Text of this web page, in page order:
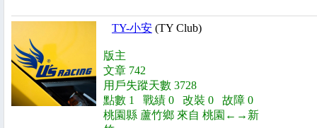
TY-小安 (TY Club)
版主
文章 742
用戶失蹤天數 3728
點數 1 戰績 0 改裝 0 故障 0
桃園縣 蘆竹鄉 來自 桃園←→新